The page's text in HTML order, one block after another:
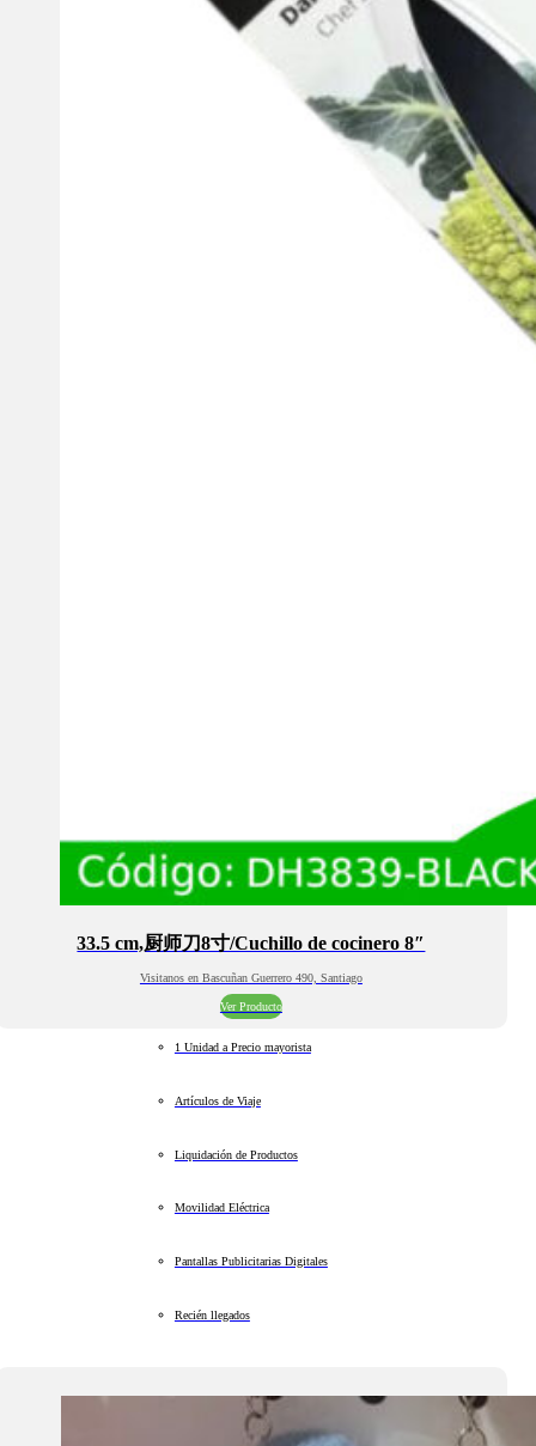
33.5 cm,厨师刀8寸/Cuchillo de cocinero 8″
Visitanos en Bascuñan Guerrero 490, Santiago
Ver Producto
1 Unidad a Precio mayorista
Artículos de Viaje
Liquidación de Productos
Movilidad Eléctrica
Pantallas Publicitarias Digitales
Recién llegados